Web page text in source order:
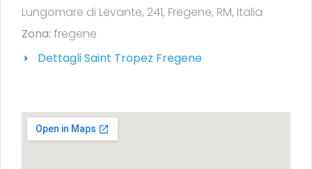
Lungomare di Levante, 241, Fregene, RM, Italia
Zona: fregene
Dettagli Saint Tropez Fregene